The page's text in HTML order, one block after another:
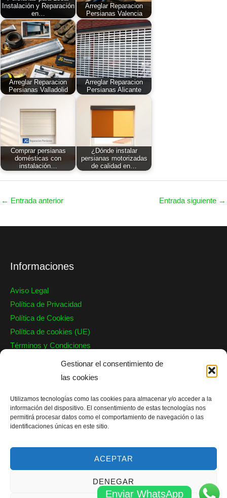
Gestionar el consentimiento de
las cookies
Utilizamos tecnologías como las cookies para almacenar y/o acceder a la
información del dispositivo. El consentimiento de estas tecnologías nos
permitirá procesar datos como el comportamiento de navegación o las
identificaciones únicas en este sitio.
ACEPTAR
DENEGAR
Instalación y Reparación
en…
Arreglar Reparacion
Persianas Valencia
Arreglar Reparacion
Persianas Valladolid
Arreglar Reparacion
Persianas Alicante
Comprar persianas
domésticas con
instalación…
¿Dónde instalar
persianas motorizadas
de calidad en…
← Entrada anterior Entrada siguiente →
Informaciones
Aviso Legal
Política de Privacidad
Política de Cookies
Política de cookies (UE)
Términos y Condiciones
Nuestro Contacto
Barcelona, Valencia, Alicante y Valladolid
info@persianaseguridad.es
Teléfono: 644 719 588
Copyright © 2026 JG Reparación Persianas |Sitemap| Blog
Enviar WhatsApp